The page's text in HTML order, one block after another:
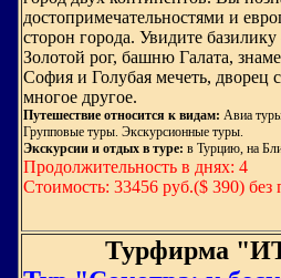
достопримечательностями и
сторон города. Увидите базилику
Золотой рог, башню Галата,
София и Голубая мечеть, дворец
многое другое.
Путешествие относится к видам: Авиа
Групповые туры. Экскурсионные туры.
Экскурсии и отдых в туре: в Турцию, на
Продолжительность в днях: 4
Стоимость: 33456 руб.($ 390) без
Турфирма